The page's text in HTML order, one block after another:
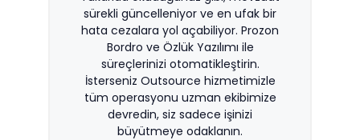
sürekli güncelleniyor ve en ufak bir
hata cezalara yol açabiliyor. Prozon
Bordro ve Özlük Yazılımı ile
süreçlerinizi otomatikleştirin.
İsterseniz Outsource hizmetimizle
tüm operasyonu uzman ekibimize
devredin, siz sadece işinizi
büyütmeye odaklanın.